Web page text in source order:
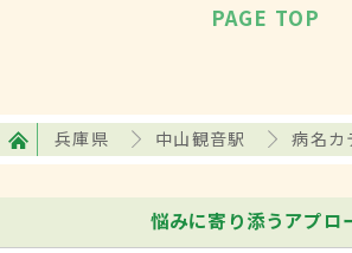
PAGE TOP
兵庫県 中山観音駅 病名カ
悩みに寄り添うアプロ